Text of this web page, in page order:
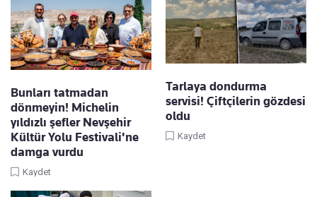
Bunları tatmadan
dönmeyin! Michelin
yıldızlı şefler Nevşehir
Kültür Yolu Festivali'ne
damga vurdu
Kaydet
Tarlaya dondurma
servisi! Çiftçilerin gözdesi
oldu
Kaydet